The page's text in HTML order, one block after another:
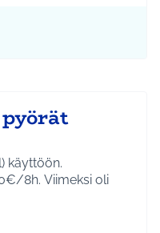
käyttöön.
8h. Viimeksi oli